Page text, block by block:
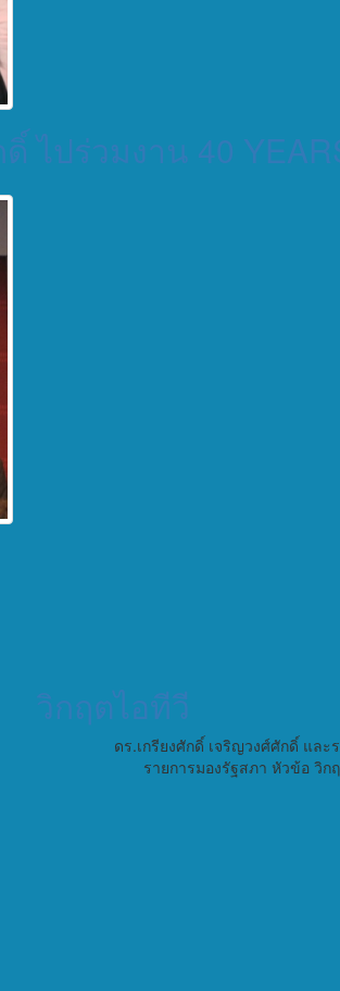
ไปร่วมงาน 40
วิกฤตไอทีวี
ดร.เกรียงศักดิ์ เจริญวงศ์ศักดิ์ แ
รายการมองรัฐสภา หัวข้อ วิ